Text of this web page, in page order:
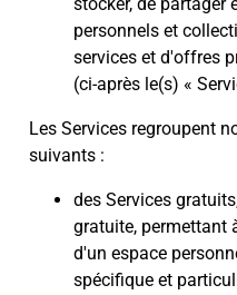
personnels et
services et d'offres
(ci-après le(s) «
Les Services regroupent
suivants :
des Services
gratuite, permettant
d'un espace
spécifique et